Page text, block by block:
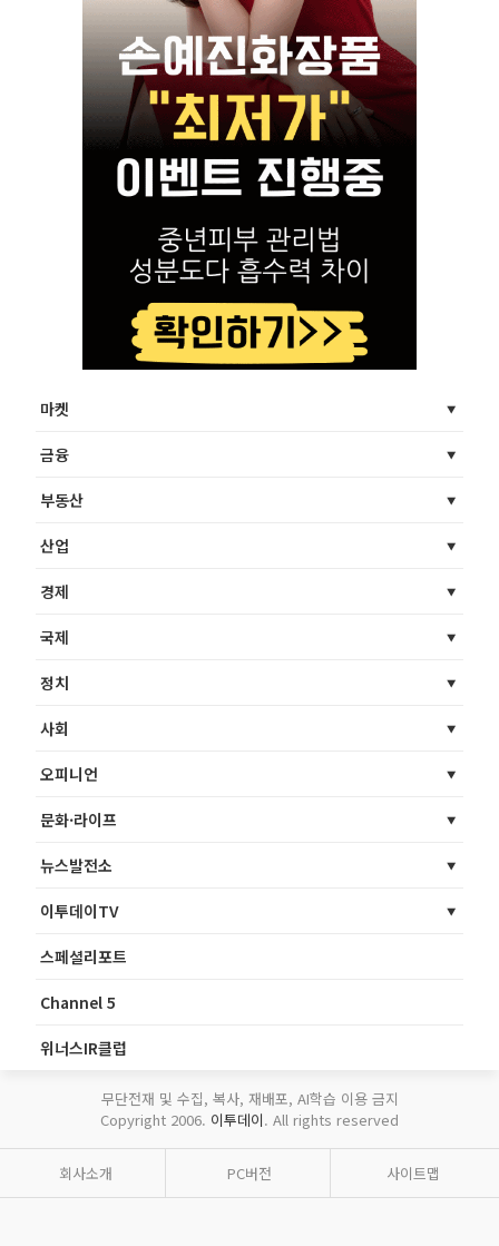
마켓
금융
부동산
산업
경제
국제
정치
사회
오피니언
문화·라이프
뉴스발전소
이투데이TV
스페셜리포트
Channel 5
위너스IR클럽
무단전재 및 수집, 복사, 재배포, AI학습 이용 금지
Copyright 2006. 이투데이. All rights reserved
회사소개 PC버전 사이트맵